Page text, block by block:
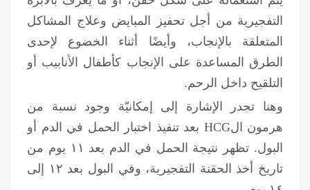
التفجيرية من أجل تحفيز المبايض وعلاج المشاكل
المتعلقة بالإنجاب، وأيضًا أثناء الخضوع لإحدى
الطرق المساعدة على الإنجاب كأطفال الأنابيب أو
التلقيح داخل الرحم.
وهنا تجدر الإشارة إلى إمكانيّة وجود نسبة من
هرمون الHCG بعد تنفيذ اختبار الحمل في الدم أو
البول. تظهر نتيجة الحمل في الدم بعد ١١ يوم من
تاريخ أخذ الحقنة التفجيرية، وفي البول بعد ١٢ إلى